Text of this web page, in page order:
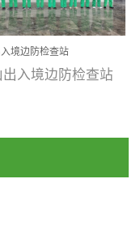
爱护她、珍惜她、
来越枝繁叶茂，终
为一棵参天大树！
保截止2020年拥有
家网点分支机构。
·香港科技大学(广
工程案...
境边防检查站
醛空气治理项目
出入境边防检查站
设在对外开放口
入境边防检查